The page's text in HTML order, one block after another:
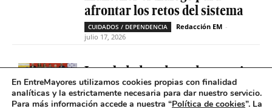
afrontar los retos del sistema
CUIDADOS / DEPENDENCIA Redacción EM -
julio 17, 2026
La soledad no deseada es casi
cinco veces superior entre
personas que tienen
En EntreMayores utilizamos cookies propias con finalidad
analíticas y la estrictamente necesaria para dar nuestro servicio.
Para más información accede a nuestra “Política de cookies”. La